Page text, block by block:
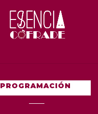
PROGRAMACIÓN